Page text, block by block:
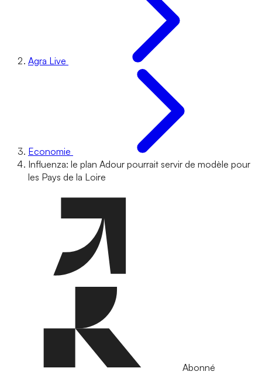
Agra Live
Economie
Influenza: le plan Adour pourrait servir de modèle pour
les Pays de la Loire
Abonné